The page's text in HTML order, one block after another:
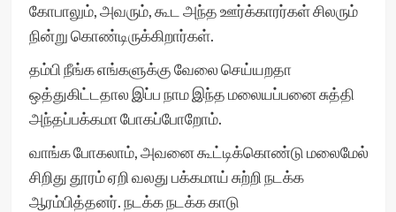
கோபாலும், அவரும், கூட அந்த ஊர்க்காரர்கள் சிலரும்
நின்று கொண்டிருக்கிறார்கள்.
தம்பி நீங்க எங்களுக்கு வேலை செய்யறதா
ஒத்துகிட்டதால இப்ப நாம இந்த மலையப்பனை சுத்தி
அந்தப்பக்கமா போகப்போறோம்.
வாங்க போகலாம், அவனை கூட்டிக்கொண்டு மலைமேல்
சிறிது தூரம் ஏறி வலது பக்கமாய் சுற்றி நடக்க
ஆரம்பித்தனர். நடக்க நடக்க காடு